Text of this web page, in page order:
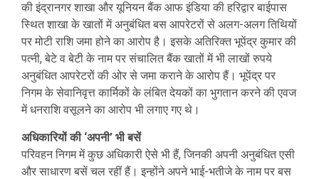
की इंद्रानगर शाखा और यूनियन बैंक आफ इंडिया की हरिद्वार बाईपास
स्थित शाखा के खातों में अनुबंधित बस आपरेटरों से अलग-अलग तिथियों
पर मोटी राशि जमा होने का आरोप है। इसके अतिरिक्त भूपेंद्र कुमार की
पत्नी, बेटे व बेटी के नाम पर संचालित बैंक खातों में भी लाखों रुपये
अनुबंधित आपरेटरों की ओर से जमा कराने के आरोप हैं। भूपेंद्र पर
निगम के सेवानिवृत्त कार्मिकों के लंबित देयकों का भुगतान करने की एवज
में धनराशि वसूलने का आरोप भी लगाए गए थे।
अधिकारियों की ‘अपनी’ भी बसें
परिवहन निगम में कुछ अधिकारी ऐसे भी हैं, जिनकी अपनी अनुबंधित एसी
और साधारण बसें चल रहीं हैं। इन्होंने अपने भाई-भतीजे के नाम पर बस